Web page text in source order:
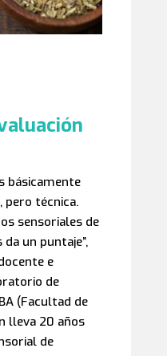
básicamente
pero técnica.
sensoriales de
un puntaje”,
e
de
(Facultad de
lleva 20 años
de